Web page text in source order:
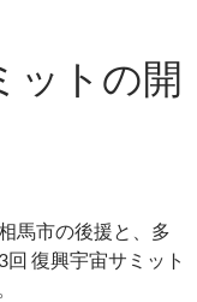
ットの開
馬市の後援と、多
復興宇宙サミット